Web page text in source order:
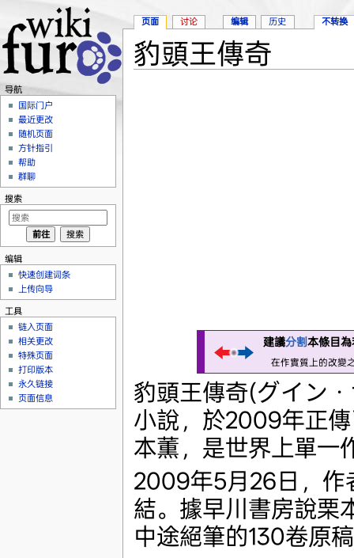
豹頭王傳奇
建議分割本條目
在作實質上的改變
豹頭王傳奇(グイン
小說，於2009年正
本薫，是世界上單一
2009年5月26日，作
結。據早川書房說栗
中途絕筆的130卷原
页面 讨论 编辑 历史 不转换
导航
国际门户
最近更改
随机页面
方针指引
帮助
群聊
搜索
编辑
快速创建词条
上传向导
工具
链入页面
相关更改
特殊页面
打印版本
永久链接
页面信息